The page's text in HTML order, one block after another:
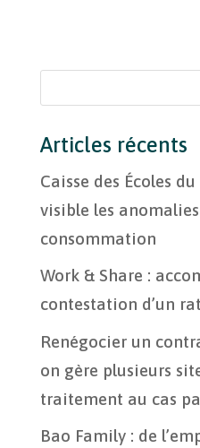
Articles récents
Caisse des Écoles
visible les
consommation
Work & Share :
contestation d’un
Renégocier un
on gère plusieurs
traitement au cas
Bao Family : de